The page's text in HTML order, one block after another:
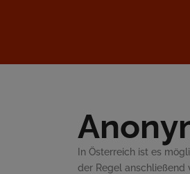
In Österreich ist es
der Regel